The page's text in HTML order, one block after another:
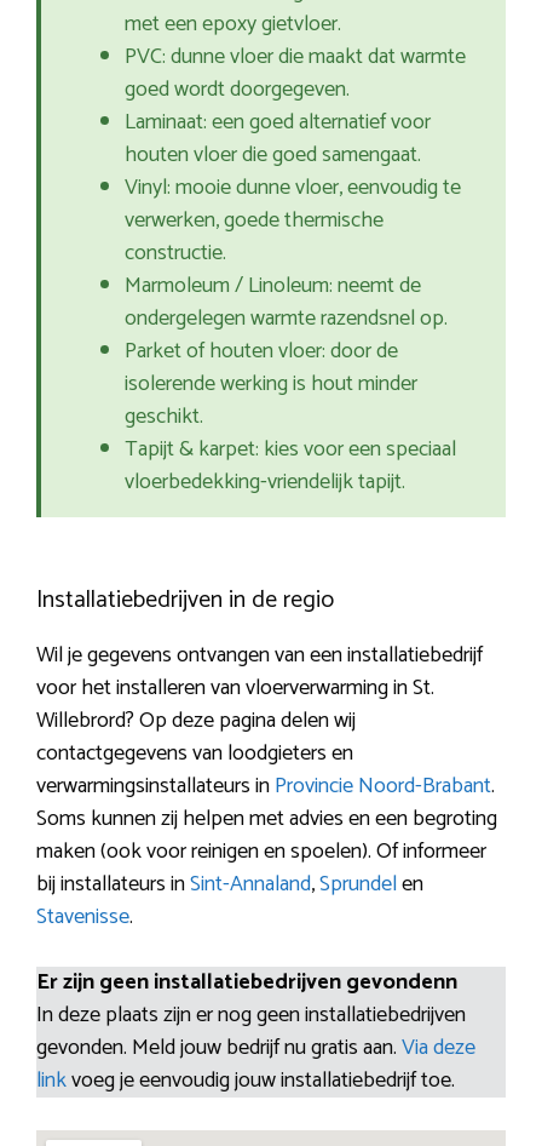
met een epoxy gietvloer.
PVC: dunne vloer die maakt dat warmte
goed wordt doorgegeven.
Laminaat: een goed alternatief voor
houten vloer die goed samengaat.
Vinyl: mooie dunne vloer, eenvoudig te
verwerken, goede thermische
constructie.
Marmoleum / Linoleum: neemt de
ondergelegen warmte razendsnel op.
Parket of houten vloer: door de
isolerende werking is hout minder
geschikt.
Tapijt & karpet: kies voor een speciaal
vloerbedekking-vriendelijk tapijt.
Installatiebedrijven in de regio
Wil je gegevens ontvangen van een installatiebedrijf
voor het installeren van vloerverwarming in St.
Willebrord? Op deze pagina delen wij
contactgegevens van loodgieters en
verwarmingsinstallateurs inProvincie Noord-Brabant.
Soms kunnen zij helpen met advies en een begroting
maken (ook voor reinigen en spoelen). Of informeer
bij installateurs inSint-Annaland,Sprundelen
Stavenisse.
Er zijn geen installatiebedrijven gevondenn
In deze plaats zijn er nog geen installatiebedrijven
gevonden. Meld jouw bedrijf nu gratis aan.Via deze
linkvoeg je eenvoudig jouw installatiebedrijf toe.